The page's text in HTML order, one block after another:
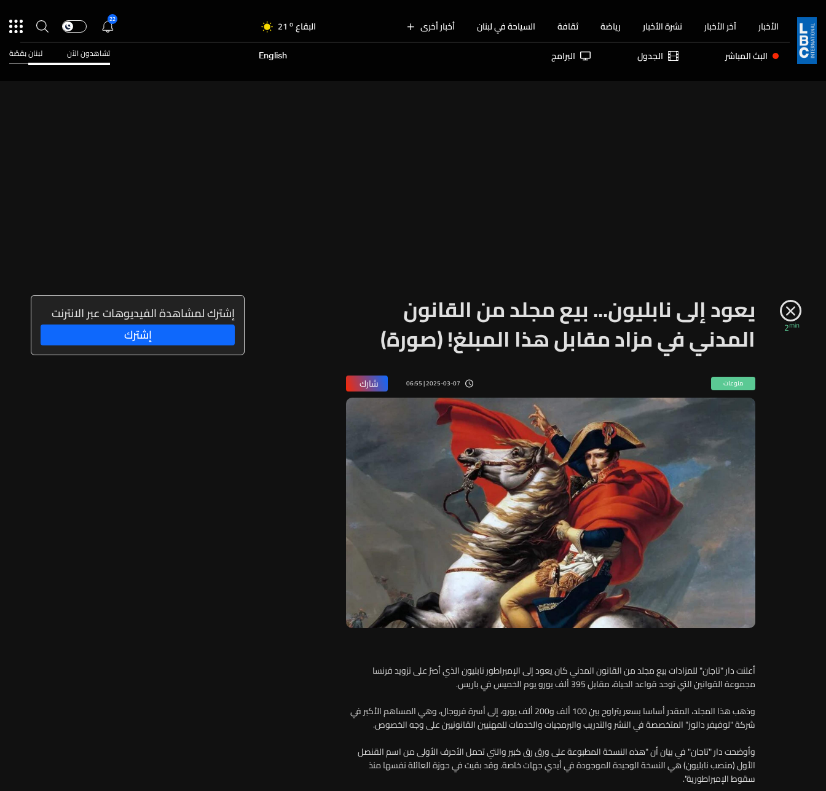
الأخبار آخر الأخبار نشرة الأخبار رياضة ثقافة السياحة في لبنان أخبار أخرى البقاع 21 o
الجنوب 27o
26
22
البث المباشر الجدول البرامج English تشاهدون الآن لبنان بقصّة
2min يعود إلى نابليون... بيع مجلد من القانون
المدني في مزاد مقابل هذا المبلغ! (صورة)
منوعات 2025-03-07 | 06:55 شارك
أعلنت دار "تاجان" للمزادات بيع مجلد من القانون المدني كان يعود إلى الإمبراطور نابليون الذي أصرّ على تزويد فرنسا
مجموعة القوانين التي توحد قواعد الحياة، مقابل 395 ألف يورو يوم الخميس في باريس.
وذهب هذا المجلد، المقدر أساسا بسعر يتراوح بين 100 ألف و200 ألف يورو، إلى أسرة فروجال، وهي المساهم الأكبر في
شركة "لوفيفر دالوز" المتخصصة في النشر والتدريب والبرمجيات والخدمات للمهنيين القانونيين على وجه الخصوص.
وأوضحت دار "تاجان" في بيان أن "هذه النسخة المطبوعة على ورق رق كبير والتي تحمل الأحرف الأولى من اسم القنصل
الأول (منصب نابليون) هي النسخة الوحيدة الموجودة في أيدي جهات خاصة. وقد بقيت في حوزة العائلة نفسها منذ
سقوط الإمبراطورية".
إشترك لمشاهدة الفيديوهات عبر الانترنت
إشترك